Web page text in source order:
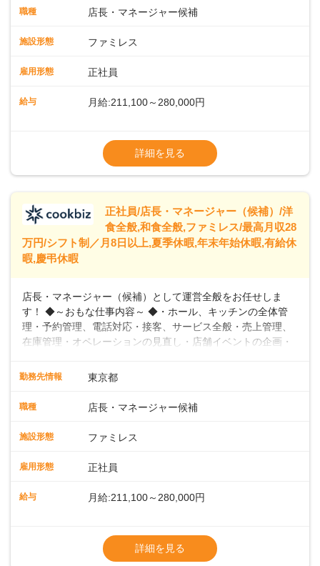
向上を目指すDX推進～ ◆すかいらーくのレストランでは、
スタッフの働きやすさをサポートしています。配膳ロボット
や歩行数が約40%も削減されました！また、配膳ロボットに
なDX（デジタルトランスフォーメーション）の取り組みを進
います。私たちは、多様な働き方を提供し、ライフステージ
に合わせた柔軟な勤務時間や働きやすい環境を整えていま
います。
職種 店長・マネージャー候補
施設形態 ファミレス
雇用形態 正社員
給与 月給:211,100～280,000円
※残業代全額支給
※経験に応じて応相談①ナショナル社員：月
給245,800円～②エリア社員 ：月給
詳細を見る
正社員/店長・マネージャー（候補）/洋
食全般,和食全般,ファミレス/最高月収28
万円/シフト制／月8日以上,夏季休暇,年末年始休暇,有給休
暇,慶弔休暇
店長・マネージャー（候補）として運営全般をお任せしま
す！ ◆～おもな仕事内容～ ◆・ホール、キッチンの全体管
理・予約管理、電話対応・接客、サービス全般・売上管理、
在庫管理・オペレーションの見直し・店舗イベントの企画・
入社後はスキルに合わせた業務からお任せしますので、徐々
向上を目指すDX推進～ ◆すかいらーくのレストランでは、
スタッフの働きやすさをサポートしています。配膳ロボット
や歩行数が約40%も削減されました！また、配膳ロボットに
なDX（デジタルトランスフォーメーション）の取り組みを進
います。私たちは、多様な働き方を提供し、ライフステージ
に合わせた柔軟な勤務時間や働きやすい環境を整えていま
勤務先情報 東京都
職種 店長・マネージャー候補
施設形態 ファミレス
雇用形態 正社員
給与 月給:211,100～280,000円
※残業代全額支給
※経験に応じて応相談①ナショナル社員：月
詳細を見る